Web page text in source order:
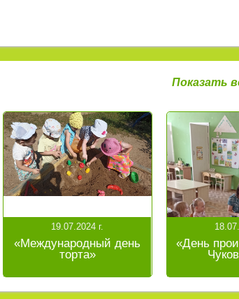
Показать
19.07.2024 г.
«Международный день
торта»
«День